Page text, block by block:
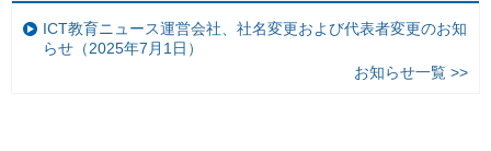
ICT教育ニュース運営会社、社名変更および代表者変更のお知
らせ（2025年7月1日）
お知らせ一覧 >>